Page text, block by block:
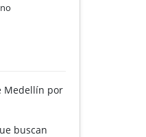
Medellín por
buscan